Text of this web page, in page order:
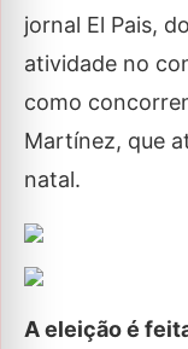
jornal El Pais,
atividade no
como
Martínez, que
natal.
A eleição é